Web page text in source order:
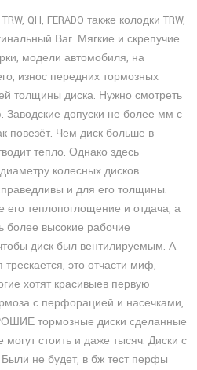
QH, FERADO также колодки TRW,
Ваг. Мягкие и скрепучие
модели автомобиля, на
износ передних тормозных
толщины диска. Нужно смотреть
Заводские допуски не более мм с
повезёт. Чем диск больше в
тепло. Однако здесь
колесных дисков.
и для его толщины.
теплопоглощение и отдача, а
более высокие рабочие
диск был вентилируемым. А
это отчасти миф,
хотят красивыев первую
с перфорацией и насечками,
тормозные диски сделанные
могут стоить и даже тысяч. Диски с
Были не будет, в бж тест перфы